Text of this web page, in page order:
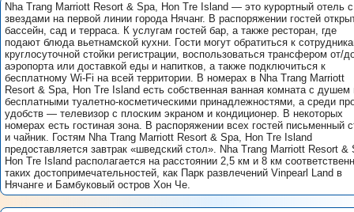
Nha Trang Marriott Resort & Spa, Hon Tre Island — это курортный отель
звездами на первой линии города Нячанг. В распоряжении гостей
бассейн, сад и терраса. К услугам гостей бар, а также ресторан, где
подают блюда вьетнамской кухни. Гости могут обратиться к
круглосуточной стойки регистрации, воспользоваться трансфером от/
аэропорта или доставкой еды и напитков, а также подключиться к
бесплатному Wi-Fi на всей территории. В номерах в Nha Trang Marriott
Resort & Spa, Hon Tre Island есть собственная ванная комната с душем
бесплатными туалетно-косметическими принадлежностями, а среди
удобств — телевизор с плоским экраном и кондиционер. В некоторых
номерах есть гостиная зона. В распоряжении всех гостей письменный
и чайник. Гостям Nha Trang Marriott Resort & Spa, Hon Tre Island
предоставляется завтрак «шведский стол». Nha Trang Marriott Resort &
Hon Tre Island располагается на расстоянии 2,5 км и 8 км
таких достопримечательностей, как Парк развлечений Vinpearl Land в
Нячанге и Бамбуковый остров Хон Че.